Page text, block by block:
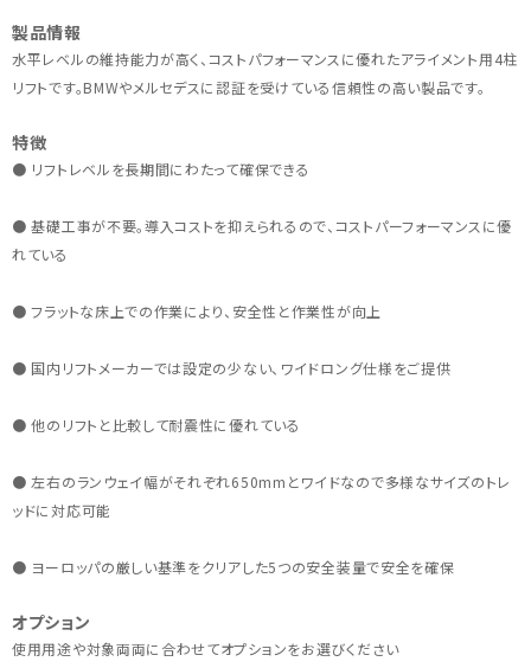
製品情報
水平レベルの維持能力が高く、コストパフォーマンスに優れたアライメント用4柱
リフトです。BMWやメルセデスに認証を受けている信頼性の高い製品です。
特徴
● リフトレベルを長期間にわたって確保できる
● 基礎工事が不要。導入コストを抑えられるので、コストパーフォーマンスに優
れている
● フラットな床上での作業により、安全性と作業性が向上
● 国内リフトメーカーでは設定の少ない、ワイドロング仕様をご提供
● 他のリフトと比較して耐震性に優れている
● 左右のランウェイ幅がそれぞれ650mmとワイドなので多様なサイズのトレ
ッドに対応可能
● ヨーロッパの厳しい基準をクリアした5つの安全装量で安全を確保
オプション
使用用途や対象両両に合わせてオプションをお選びください